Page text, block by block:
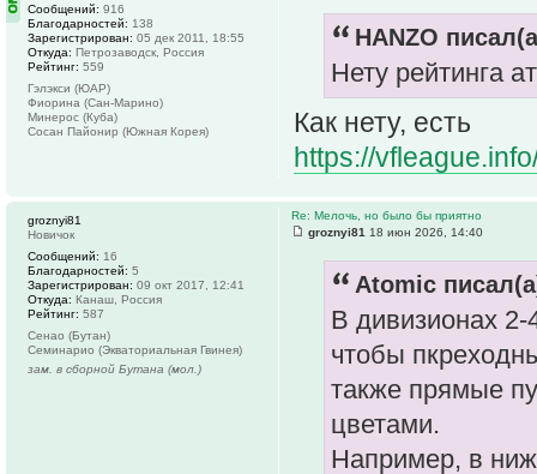
HANZO
Нету рейтинга
Как нету, есть
https://
Сообщений: 916
Благодарностей: 138
Зарегистрирован: 05 дек 2011, 18:55
Откуда: Петрозаводск, Россия
Рейтинг: 559
Гэлэкси (ЮАР)
Фиорина (Сан-Марино)
Минерос (Куба)
Сосан Пайонир (Южная Корея)
Re: Мелочь, но было бы приятно
groznyi81 18 июн 2026, 14:40
Atomic
В дивизионах 2-
чтобы
также прямые
цветами.
Например, в
groznyi81
Новичок
Сообщений: 16
Благодарностей: 5
Зарегистрирован: 09 окт 2017, 12:41
Откуда: Канаш, Россия
Рейтинг: 587
Сенао (Бутан)
Семинарио (Экваториальная Гвинея)
зам. в сборной Бутана (мол.)